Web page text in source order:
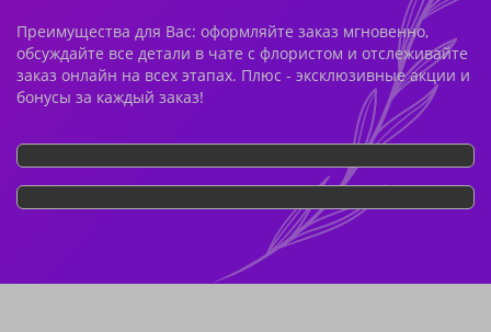
Преимущества для Вас: оформляйте заказ мгновенно,
обсуждайте все детали в чате с флористом и отслеживайте
заказ онлайн на всех этапах. Плюс - эксклюзивные акции и
бонусы за каждый заказ!